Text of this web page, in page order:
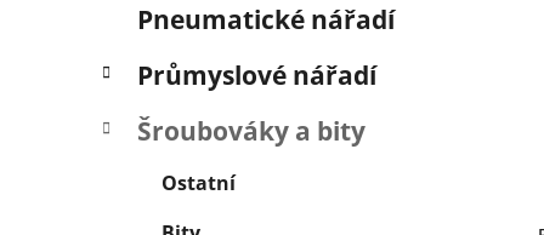
Pneumatické nářadí
Průmyslové nářadí
Šroubováky a bity
Ostatní